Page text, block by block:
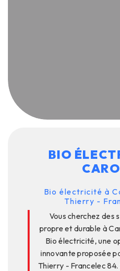
BIO
Bio électricité à
Thierry -
Vous cherchez des
propre et durable à
Bio électricité, une
innovante proposée
Thierry - Francelec 84.